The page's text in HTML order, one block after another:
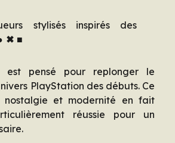
stylisés inspirés des
✖ ■
est pensé pour replonger le
PlayStation des débuts. Ce
nostalgie et modernité en fait
réussie pour un